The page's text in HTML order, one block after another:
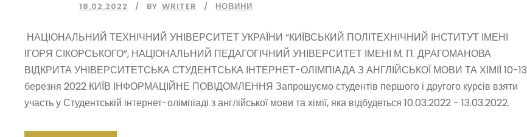
18.02.2022 BY WRITER НОВИНИ
НАЦІОНАЛЬНИЙ ТЕХНІЧНИЙ УНІВЕРСИТЕТ УКРАЇНИ “КИЇВСЬКИЙ ПОЛІТЕХНІЧНИЙ ІНСТИТУТ ІМЕНІ
ІГОРЯ СІКОРСЬКОГО”, НАЦІОНАЛЬНИЙ ПЕДАГОГІЧНИЙ УНІВЕРСИТЕТ ІМЕНІ М. П. ДРАГОМАНОВА
ВІДКРИТА УНІВЕРСИТЕТСЬКА СТУДЕНТСЬКА ІНТЕРНЕТ-ОЛІМПІАДА З АНГЛІЙСЬКОЇ МОВИ ТА ХІМІЇ 10-13
березня 2022 КИЇВ ІНФОРМАЦІЙНЕ ПОВІДОМЛЕННЯ Запрошуємо студентів першого і другого курсів взяти
участь у Студентській інтернет-олімпіаді з англійської мови та хімії, яка відбудеться 10.03.2022 − 13.03.2022.